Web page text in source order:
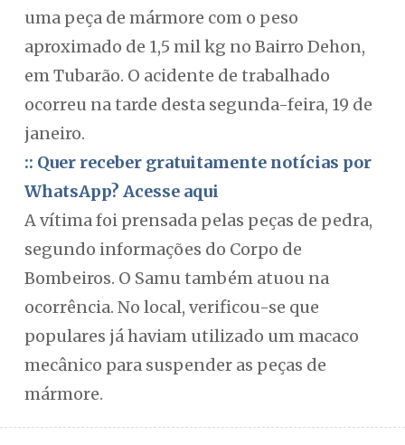
uma peça de mármore com o peso
aproximado de 1,5 mil kg no Bairro Dehon,
em Tubarão. O acidente de trabalhado
ocorreu na tarde desta segunda-feira, 19 de
janeiro.
:: Quer receber gratuitamente notícias por
WhatsApp? Acesse aqui
A vítima foi prensada pelas peças de pedra,
segundo informações do Corpo de
Bombeiros. O Samu também atuou na
ocorrência. No local, verificou-se que
populares já haviam utilizado um macaco
mecânico para suspender as peças de
mármore.